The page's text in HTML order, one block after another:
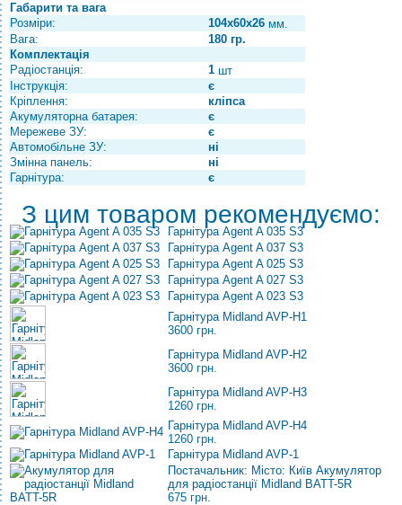
Габарити та вага
Розміри:
104х60х26 мм.
Вага:
180 гр.
Комплектація
Радіостанція:
1 шт
Інструкція:
є
Кріплення:
кліпса
Акумуляторна батарея:
є
Мережеве ЗУ:
є
Автомобільне ЗУ:
ні
Змінна панель:
ні
Гарнітура:
є
З цим товаром рекомендуємо:
Гарнітура Agent A 035 S3
Гарнітура Agent A 037 S3
Гарнітура Agent A 025 S3
Гарнітура Agent A 027 S3
Гарнітура Agent A 023 S3
Гарнітура Midland AVP-H1
3600 грн.
Гарнітура Midland AVP-H2
3600 грн.
Гарнітура Midland AVP-H3
1260 грн.
Гарнітура Midland AVP-H4
1260 грн.
Гарнітура Midland AVP-1
Постачальник: Місто: Київ Акумулятор
для радіостанції Midland BATT-5R
675 грн.